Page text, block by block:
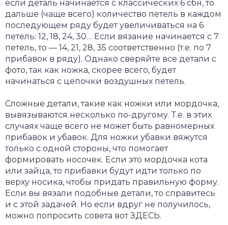
если деталь начинается с классических 6 сбн, то
дальше (чаще всего) количество петель в каждом
последующем ряду будет увеличиваться на 6
петель: 12, 18, 24, 30… Если вязание начинается с 7
петель, то — 14, 21, 28, 35 соответственно (т.е. по 7
прибавок в ряду). Однако сверяйте все детали с
фото, так как ножка, скорее всего, будет
начинаться с цепочки воздушных петель.
Сложные детали, такие как ножки или мордочка,
вывязываются несколько по-другому. Т.е. в этих
случаях чаще всего не может быть равномерных
прибавок и убавок. Для ножки убавки вяжутся
только с одной стороны, что помогает
формировать носочек. Если это мордочка кота
или зайца, то прибавки будут идти только по
верху носика, чтобы придать правильную форму.
Если вы вязали подобные детали, то справитесь
и с этой задачей. Но если вдруг не получилось,
можно попросить совета вот ЗДЕСЬ.